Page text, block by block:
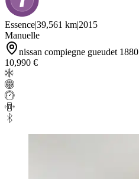
Essence|39,561 km|2015
Manuelle
nissan compiegne gueudet 1880
10,990 €